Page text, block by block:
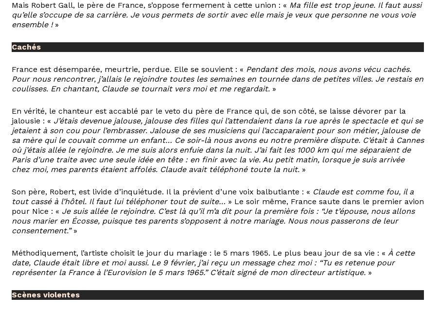
Mais Robert Gall, le père de France, s’oppose fermement à cette union : « Ma fille est trop jeune. Il faut aussi
qu’elle s’occupe de sa carrière. Je vous permets de sortir avec elle mais je veux que personne ne vous voie
ensemble ! »
Cachés
France est désemparée, meurtrie, perdue. Elle se souvient : « Pendant des mois, nous avons vécu cachés.
Pour nous rencontrer, j’allais le rejoindre toutes les semaines en tournée dans de petites villes. Je restais en
coulisses. En chantant, Claude se tournait vers moi et me regardait. »
En vérité, le chanteur est accablé par le veto du père de France qui, de son côté, se laisse dévorer par la
jalousie : « J’étais devenue jalouse, jalouse des filles qui l’attendaient dans la rue après le spectacle et qui se
jetaient à son cou pour l’embrasser. Jalouse de ses musiciens qui l’accaparaient pour son métier, jalouse de
sa mère qui le couvait comme un enfant… Ce soir-là nous avons eu notre première dispute. C’était à Cannes
où j’étais allée le rejoindre. Je me suis alors enfuie dans la nuit. J’ai fait les 1000 km qui me séparaient de
Paris d’une traite avec une seule idée en tête : en finir avec la vie. Au petit matin, lorsque je suis arrivée
chez moi, mes parents étaient affolés. Claude avait téléphoné toute la nuit. »
Son père, Robert, est livide d’inquiétude. Il la prévient d’une voix balbutiante : « Claude est comme fou, il a
tout cassé à l’hôtel. Il faut lui téléphoner tout de suite… » Le soir même, France saute dans le premier avion
pour Nice : « Je suis allée le rejoindre. C’est là qu’il m’a dit pour la première fois : “Je t’épouse, nous allons
nous marier en Écosse, puisque tes parents s’opposent à notre mariage. Nous nous passerons de leur
consentement.”»
Méthodiquement, l’artiste choisit le jour du mariage : le 5 mars 1965. Le plus beau jour de sa vie : « À cette
date, Claude était libre et moi aussi. Le 9 février, j’ai reçu un message chez moi : “Tu es retenue pour
représenter la France à l’Eurovision le 5 mars 1965.” C’était signé de mon directeur artistique. »
Scènes violentes